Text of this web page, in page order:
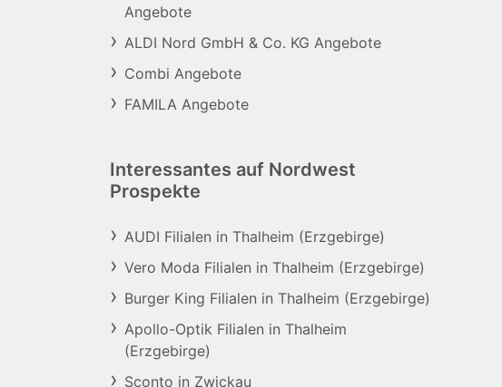
Angebote
ALDI Nord GmbH & Co. KG Angebote
Combi Angebote
FAMILA Angebote
Interessantes auf Nordwest
Prospekte
AUDI Filialen in Thalheim (Erzgebirge)
Vero Moda Filialen in Thalheim (Erzgebirge)
Burger King Filialen in Thalheim (Erzgebirge)
Apollo-Optik Filialen in Thalheim
(Erzgebirge)
Sconto in Zwickau